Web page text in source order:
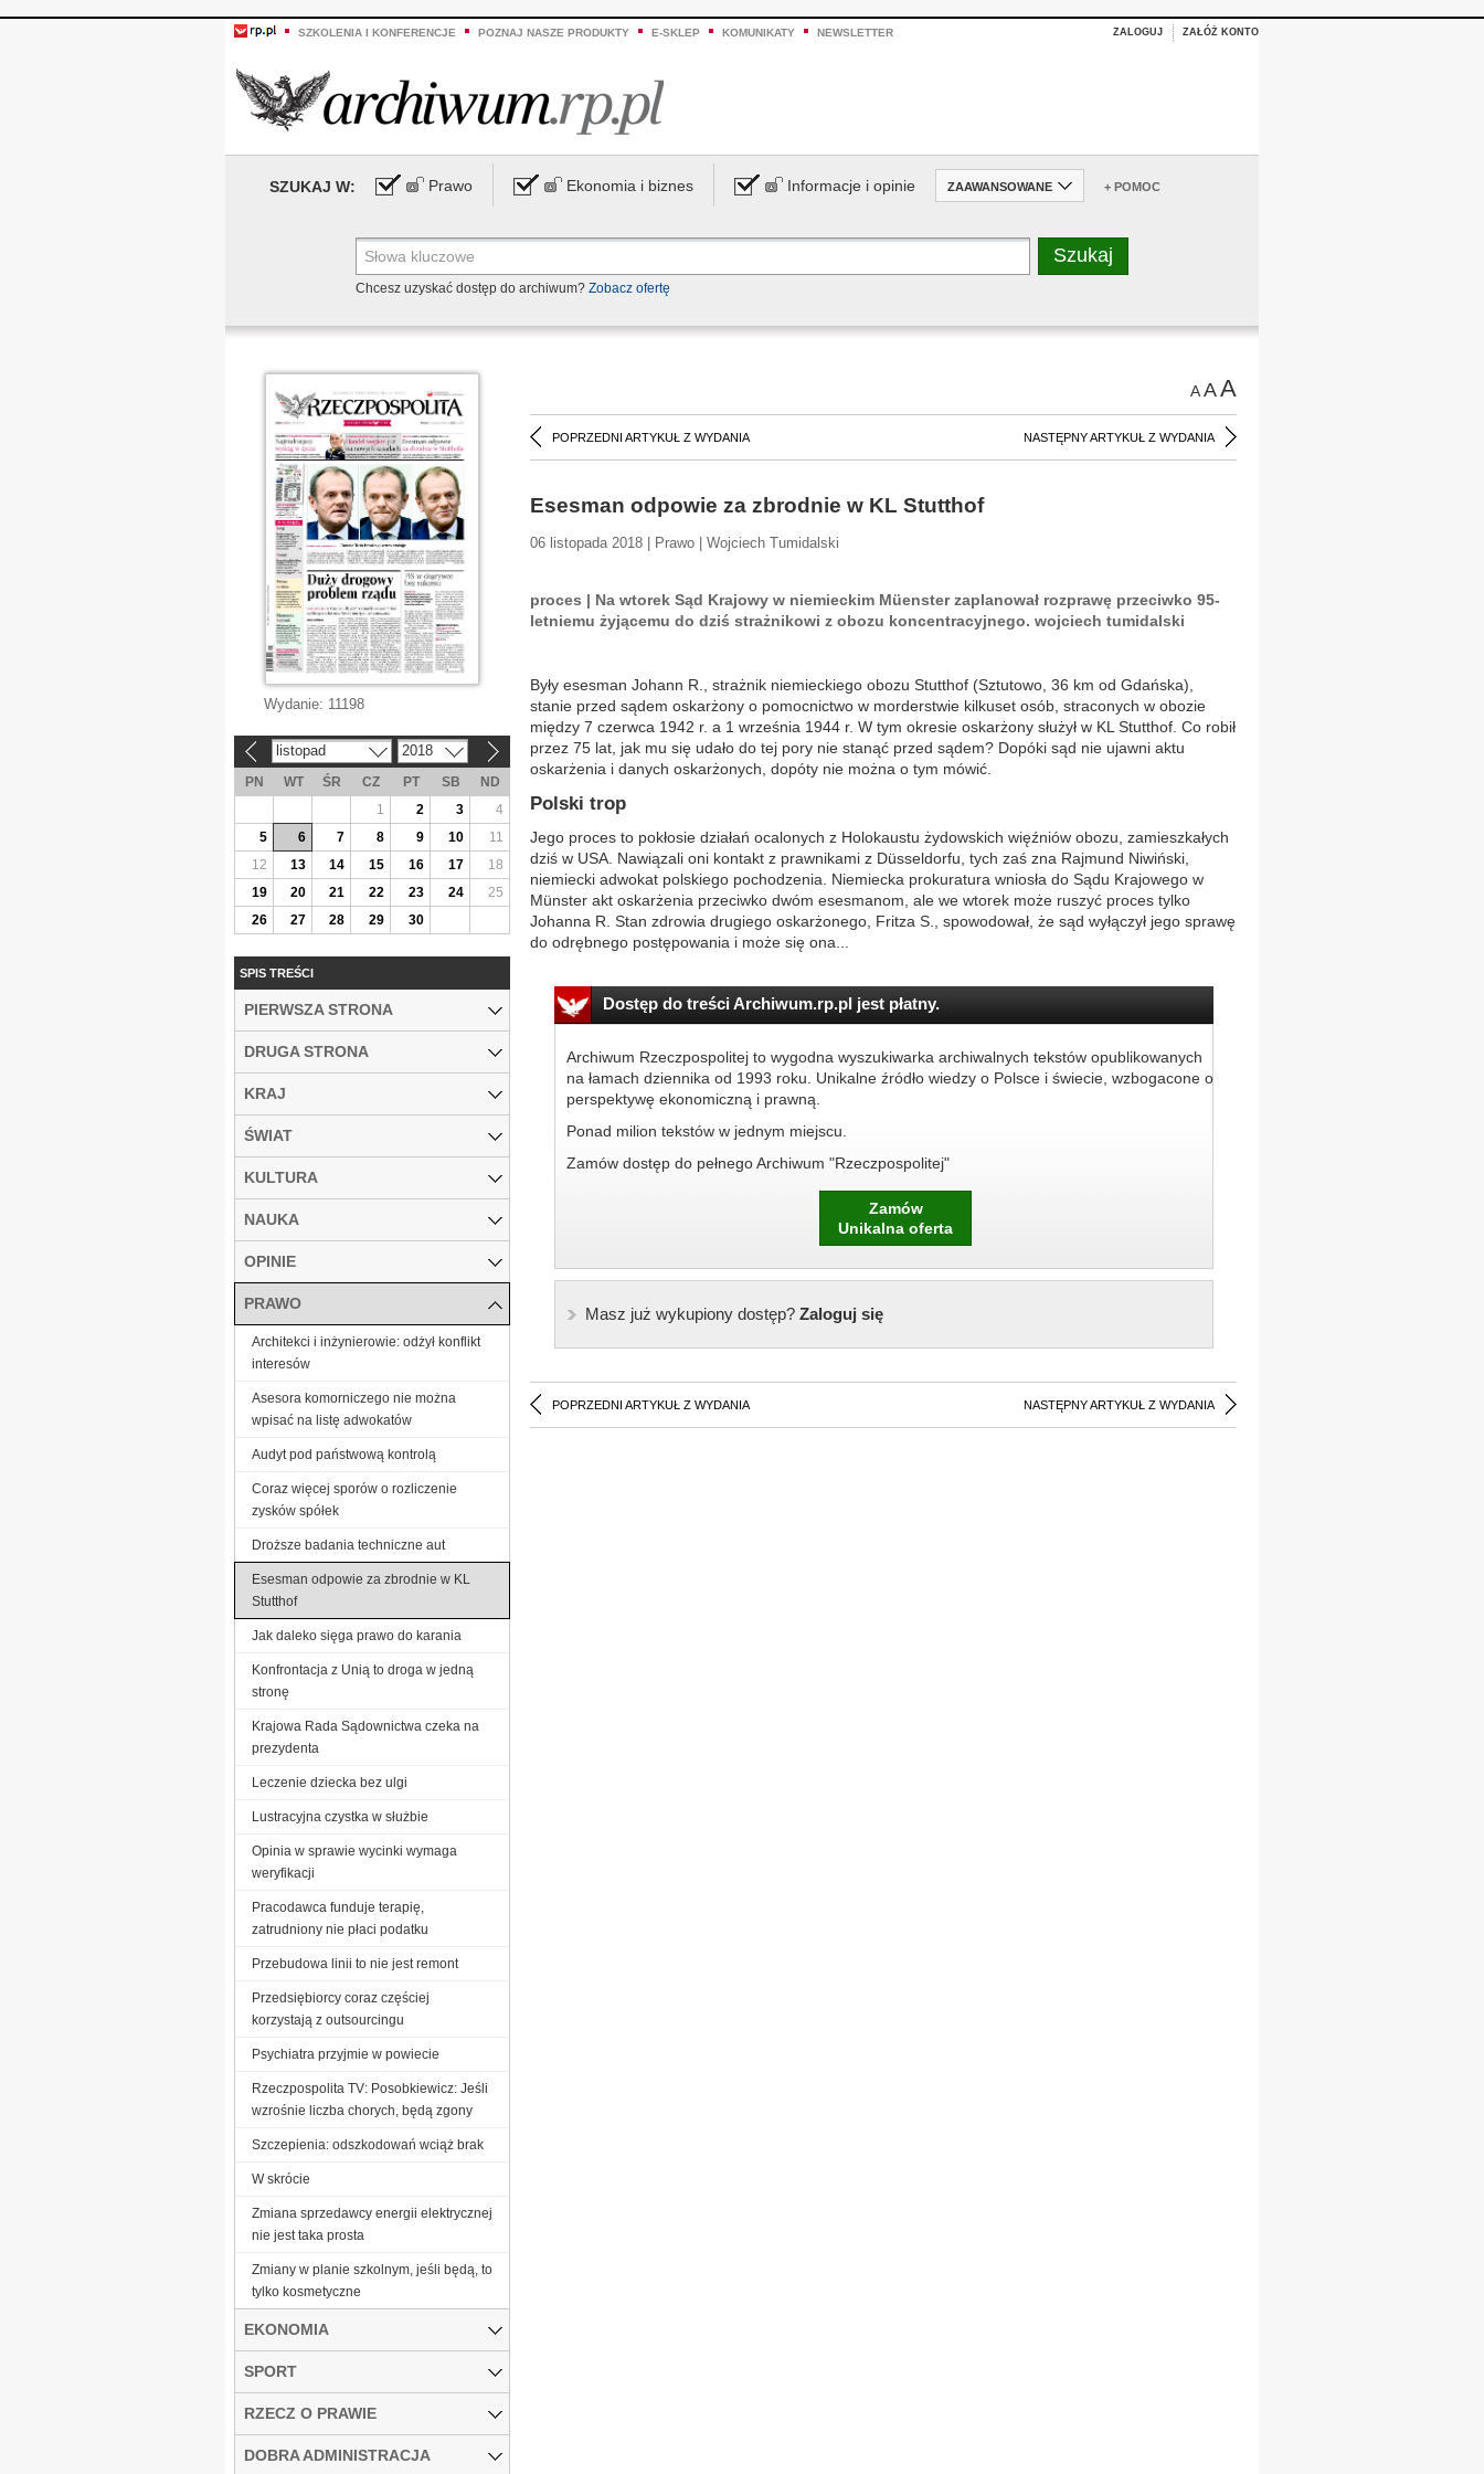
SZKOLENIA I KONFERENCJE POZNAJ NASZE PRODUKTY E-SKLEP KOMUNIKATY NEWSLETTER ZALOGUJ ZAŁÓŻ KONTO
SZUKAJ W: Prawo Ekonomia i biznes Informacje i opinie ZAAWANSOWANE + POMOC
Chcesz uzyskać dostęp do archiwum? Zobacz ofertę
AAA
POPRZEDNI ARTYKUŁ Z WYDANIA NASTĘPNY ARTYKUŁ Z WYDANIA
Esesman odpowie za zbrodnie w KL Stutthof
06 listopada 2018 | Prawo | Wojciech Tumidalski
proces | Na wtorek Sąd Krajowy w niemieckim Müenster zaplanował rozprawę przeciwko 95-
letniemu żyjącemu do dziś strażnikowi z obozu koncentracyjnego. wojciech tumidalski
Były esesman Johann R., strażnik niemieckiego obozu Stutthof (Sztutowo, 36 km od Gdańska),
stanie przed sądem oskarżony o pomocnictwo w morderstwie kilkuset osób, straconych w obozie
między 7 czerwca 1942 r. a 1 września 1944 r. W tym okresie oskarżony służył w KL Stutthof. Co robił
przez 75 lat, jak mu się udało do tej pory nie stanąć przed sądem? Dopóki sąd nie ujawni aktu
oskarżenia i danych oskarżonych, dopóty nie można o tym mówić.
Polski trop
Jego proces to pokłosie działań ocalonych z Holokaustu żydowskich więźniów obozu, zamieszkałych
dziś w USA. Nawiązali oni kontakt z prawnikami z Düsseldorfu, tych zaś zna Rajmund Niwiński,
niemiecki adwokat polskiego pochodzenia. Niemiecka prokuratura wniosła do Sądu Krajowego w
Münster akt oskarżenia przeciwko dwóm esesmanom, ale we wtorek może ruszyć proces tylko
Johanna R. Stan zdrowia drugiego oskarżonego, Fritza S., spowodował, że sąd wyłączył jego sprawę
do odrębnego postępowania i może się ona...
Dostęp do treści Archiwum.rp.pl jest płatny.
Archiwum Rzeczpospolitej to wygodna wyszukiwarka archiwalnych tekstów opublikowanych
na łamach dziennika od 1993 roku. Unikalne źródło wiedzy o Polsce i świecie, wzbogacone o
perspektywę ekonomiczną i prawną.
Ponad milion tekstów w jednym miejscu.
Zamów dostęp do pełnego Archiwum "Rzeczpospolitej"
Zamów
Unikalna oferta
Masz już wykupiony dostęp?Zaloguj się
POPRZEDNI ARTYKUŁ Z WYDANIA NASTĘPNY ARTYKUŁ Z WYDANIA
Wydanie: 11198
listopad 2018
PN WT ŚR CZ PT SB
ND
1
2 3
4
5
6 7 8 9 10
11
12
13 14 15 16 17
18
19
20 21 22 23 24
25
26
27 28 29 30
SPIS TREŚCI
PIERWSZA STRONA
DRUGA STRONA
KRAJ
ŚWIAT
KULTURA
NAUKA
OPINIE
PRAWO
Architekci i inżynierowie: odżył konflikt
interesów
Asesora komorniczego nie można
wpisać na listę adwokatów
Audyt pod państwową kontrolą
Coraz więcej sporów o rozliczenie
zysków spółek
Droższe badania techniczne aut
Esesman odpowie za zbrodnie w KL
Stutthof
Jak daleko sięga prawo do karania
Konfrontacja z Unią to droga w jedną
stronę
Krajowa Rada Sądownictwa czeka na
prezydenta
Leczenie dziecka bez ulgi
Lustracyjna czystka w służbie
Opinia w sprawie wycinki wymaga
weryfikacji
Pracodawca funduje terapię,
zatrudniony nie płaci podatku
Przebudowa linii to nie jest remont
Przedsiębiorcy coraz częściej
korzystają z outsourcingu
Psychiatra przyjmie w powiecie
Rzeczpospolita TV: Posobkiewicz: Jeśli
wzrośnie liczba chorych, będą zgony
Szczepienia: odszkodowań wciąż brak
W skrócie
Zmiana sprzedawcy energii elektrycznej
nie jest taka prosta
Zmiany w planie szkolnym, jeśli będą, to
tylko kosmetyczne
EKONOMIA
SPORT
RZECZ O PRAWIE
DOBRA ADMINISTRACJA